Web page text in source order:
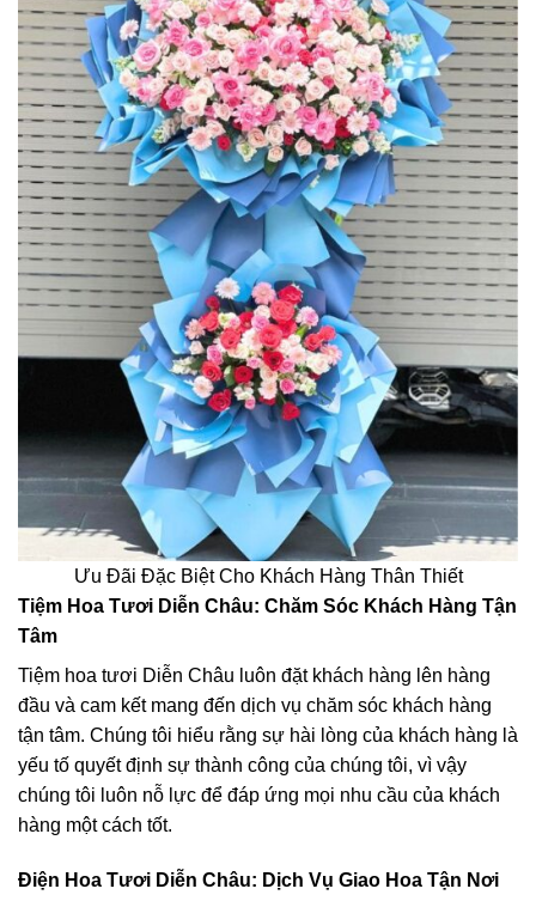
Ưu Đãi Đặc Biệt Cho Khách Hàng Thân Thiết
Tiệm Hoa Tươi Diễn Châu: Chăm Sóc Khách Hàng Tận
Tâm
Tiệm hoa tươi Diễn Châu luôn đặt khách hàng lên hàng
đầu và cam kết mang đến dịch vụ chăm sóc khách hàng
tận tâm. Chúng tôi hiểu rằng sự hài lòng của khách hàng là
yếu tố quyết định sự thành công của chúng tôi, vì vậy
chúng tôi luôn nỗ lực để đáp ứng mọi nhu cầu của khách
hàng một cách tốt.
Điện Hoa Tươi Diễn Châu: Dịch Vụ Giao Hoa Tận Nơi